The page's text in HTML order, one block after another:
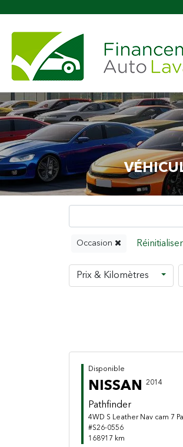
Occasion
Prix & Kilomètres
Disponible
NISSAN 2014
Pathfinder
4WD S Leather Nav cam 7
#S26-0556
168917 km